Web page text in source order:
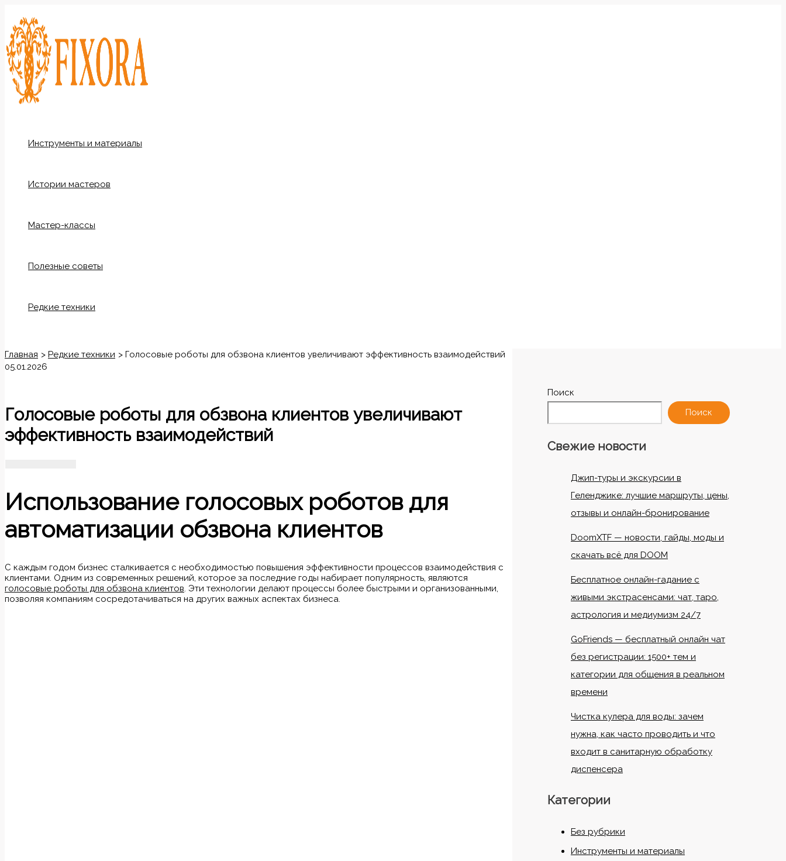
содержимому
Инструменты и материалы
Истории мастеров
Мастер-классы
Полезные советы
Редкие техники
Главная Редкие техники
Голосовые роботы для обзвона клиентов увеличивают эффективность взаимодействий
05.01.2026
Голосовые роботы для обзвона клиентов увеличивают
эффективность взаимодействий
Использование голосовых роботов для
автоматизации обзвона клиентов
С каждым годом бизнес сталкивается с необходимостью повышения эффективности процессов взаимодействия с
клиентами. Одним из современных решений, которое за последние годы набирает популярность, являются
голосовые роботы для обзвона клиентов. Эти технологии делают процессы более быстрыми и организованными,
позволяя компаниям сосредотачиваться на других важных аспектах бизнеса.
Поиск
Поиск
Свежие новости
Джип-туры и экскурсии в
Геленджике: лучшие маршруты, цены,
отзывы и онлайн-бронирование
DoomXTF — новости, гайды, моды и
скачать всё для DOOM
Бесплатное онлайн-гадание с
живыми экстрасенсами: чат, таро,
астрология и медиумизм 24/7
GoFriends — бесплатный онлайн чат
без регистрации: 1500+ тем и
категории для общения в реальном
времени
Чистка кулера для воды: зачем
нужна, как часто проводить и что
входит в санитарную обработку
диспенсера
Категории
Без рубрики
Инструменты и материалы